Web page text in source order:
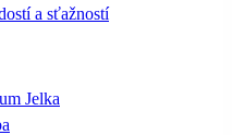
a sťažností
Jelka